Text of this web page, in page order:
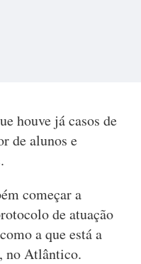
houve já casos de
de alunos e
começar a
de atuação
a que está a
no Atlântico.